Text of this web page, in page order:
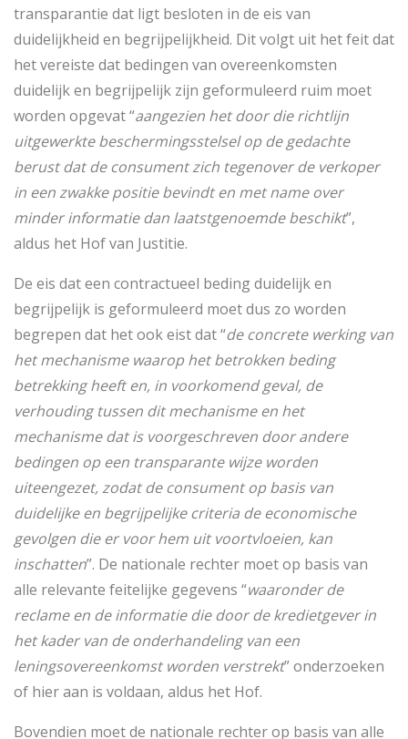
transparantie dat ligt besloten in de eis van
duidelijkheid en begrijpelijkheid. Dit volgt uit het feit dat
het vereiste dat bedingen van overeenkomsten
duidelijk en begrijpelijk zijn geformuleerd ruim moet
worden opgevat “aangezien het door die richtlijn
uitgewerkte beschermingsstelsel op de gedachte
berust dat de consument zich tegenover de verkoper
in een zwakke positie bevindt en met name over
minder informatie dan laatstgenoemde beschikt”,
aldus het Hof van Justitie.
De eis dat een contractueel beding duidelijk en
begrijpelijk is geformuleerd moet dus zo worden
begrepen dat het ook eist dat “de concrete werking van
het mechanisme waarop het betrokken beding
betrekking heeft en, in voorkomend geval, de
verhouding tussen dit mechanisme en het
mechanisme dat is voorgeschreven door andere
bedingen op een transparante wijze worden
uiteengezet, zodat de consument op basis van
duidelijke en begrijpelijke criteria de economische
gevolgen die er voor hem uit voortvloeien, kan
inschatten”. De nationale rechter moet op basis van
alle relevante feitelijke gegevens “waaronder de
reclame en de informatie die door de kredietgever in
het kader van de onderhandeling van een
leningsovereenkomst worden verstrekt” onderzoeken
of hier aan is voldaan, aldus het Hof.
Bovendien moet de nationale rechter op basis van alle